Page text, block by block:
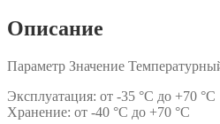
Описание
Параметр Значение
Эксплуатация: от -35 °C до +70 °C
Хранение: от -40 °C до +70 °C